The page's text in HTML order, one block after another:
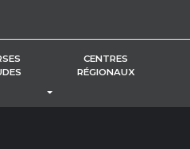
CENTRES
RÉGIONAUX
BASCULER LE MENU